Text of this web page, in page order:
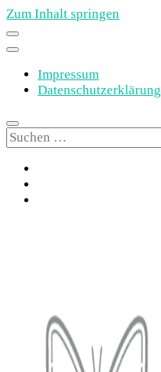
Zum Inhalt springen
Impressum
Datenschutzerklärung
Suchen
nach: